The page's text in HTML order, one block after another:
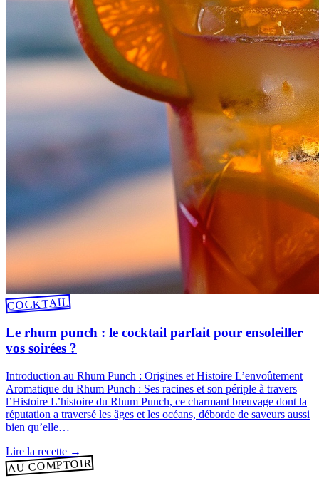
COCKTAIL
Le rhum punch : le cocktail parfait pour ensoleiller
vos soirées ?
Introduction au Rhum Punch : Origines et Histoire L’envoûtement
Aromatique du Rhum Punch : Ses racines et son périple à travers
l’Histoire L’histoire du Rhum Punch, ce charmant breuvage dont la
réputation a traversé les âges et les océans, déborde de saveurs aussi
bien qu’elle…
Lire la recette →
AU COMPTOIR